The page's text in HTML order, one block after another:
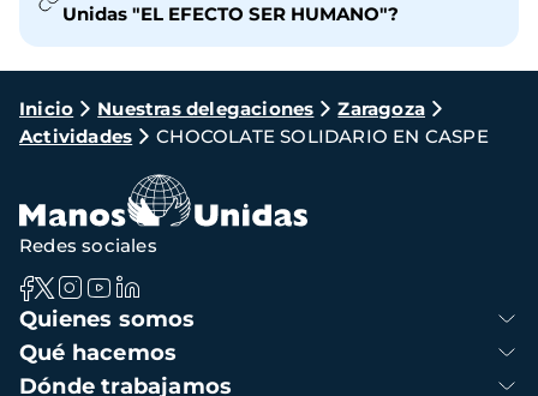
Unidas "EL EFECTO SER HUMANO"?
Ruta
de
navegación
Inicio Nuestras delegaciones
Zaragoza
Actividades
CHOCOLATE SOLIDARIO EN CASPE
Navegación
principal
Quienes somos
Qué hacemos
Dónde trabajamos
Redes sociales